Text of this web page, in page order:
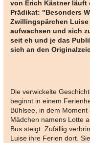
von Erich Kästner
Prädikat: "Besonders
Zwillingspärchen
aufwachsen und sich
seit eh und je das
sich an den
Die verwickelte
beginnt in einem
Bühlsee, in dem Moment
Mädchen namens Lotte
Bus steigt. Zufällig
Luise ihre Ferien dort.